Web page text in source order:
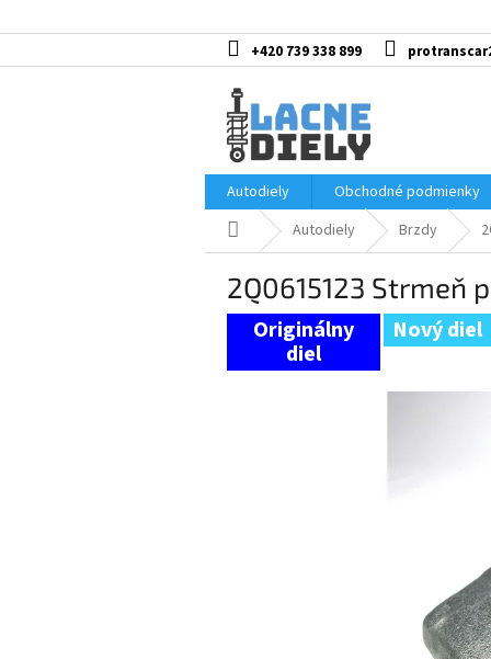
na
+420 739 338 899
Autodiely
Obchodné podmienky
DomovAutodiely Brzdy
2Q0615123 Strmeň
Nový diel